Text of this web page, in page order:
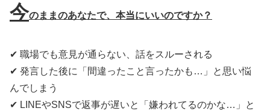
今のままのあなたで、本当にいいのですか？
✔ 職場でも意見が通らない、話をスルーされる
✔ 発言した後に「間違ったこと言ったかも…」と思い悩
んでしまう
✔ LINEやSNSで返事が遅いと「嫌われてるのかな…」と